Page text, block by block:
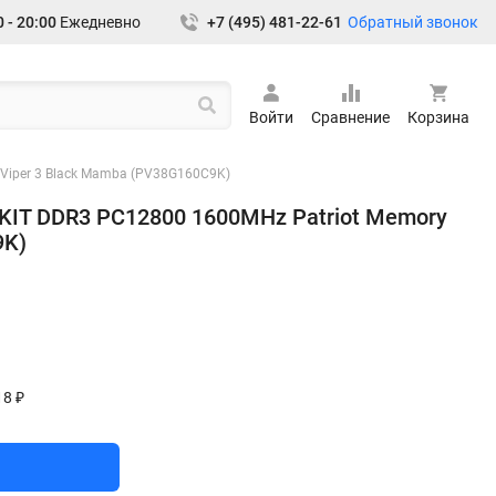
- 20:00 Ежедневно +7 (495) 481-22-61 Обратный звонок
Войти Сравнение Корзина
3 Black Mamba (PV38G160C9K)
DDR3 PC12800 1600MHz Patriot Memory
₽